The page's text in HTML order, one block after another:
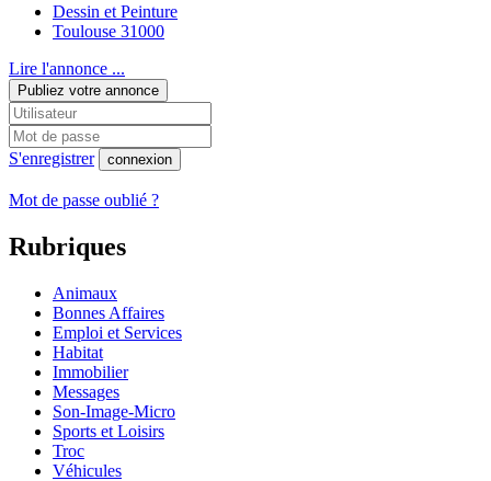
Dessin et Peinture
Toulouse 31000
Lire l'annonce ...
Publiez votre annonce
S'enregistrer connexion
Mot de passe oublié ?
Rubriques
Animaux
Bonnes Affaires
Emploi et Services
Habitat
Immobilier
Messages
Son-Image-Micro
Sports et Loisirs
Troc
Véhicules